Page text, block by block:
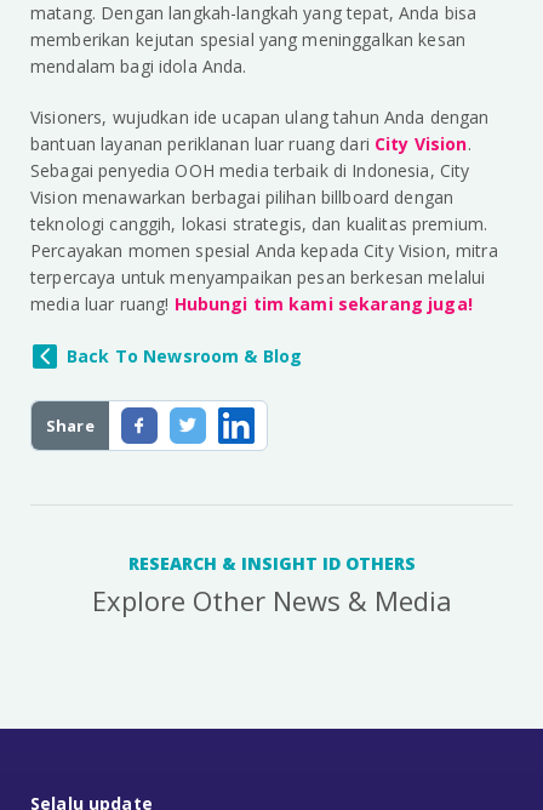
Share
matang. Dengan langkah-langkah yang tepat, Anda bisa
memberikan kejutan spesial yang meninggalkan kesan
mendalam bagi idola Anda.
Visioners, wujudkan ide ucapan ulang tahun Anda dengan
bantuan layanan periklanan luar ruang dari City Vision.
Sebagai penyedia OOH media terbaik di Indonesia, City
Vision menawarkan berbagai pilihan billboard dengan
teknologi canggih, lokasi strategis, dan kualitas premium.
Percayakan momen spesial Anda kepada City Vision, mitra
terpercaya untuk menyampaikan pesan berkesan melalui
media luar ruang! Hubungi tim kami sekarang juga!
Back To Newsroom & Blog
RESEARCH & INSIGHT ID OTHERS
Explore Other News & Media
Selalu update